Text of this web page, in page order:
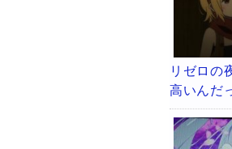
リゼロの
高いんだ